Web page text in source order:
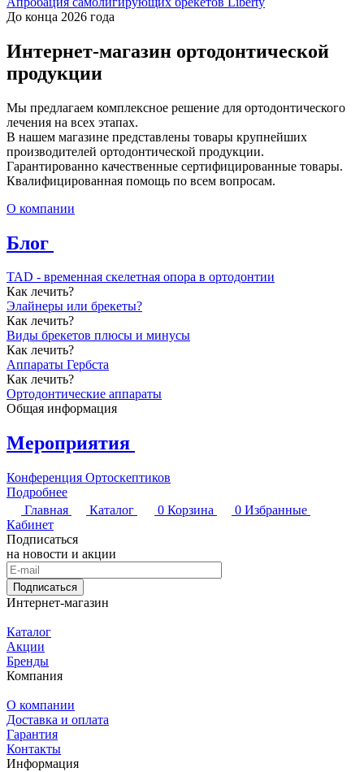
До конца 2026 года
Интернет-магазин ортодонтической
продукции
Мы предлагаем комплексное решение для ортодонтического
лечения на всех этапах.
В нашем магазине представлены товары крупнейших
производителей ортодонтической продукции.
Гарантированно качественные сертифицированные товары.
Квалифицированная помощь по всем вопросам.
О компании
Блог
TAD - временная скелетная опора в ортодонтии
Как лечить?
Элайнеры или брекеты?
Как лечить?
Виды брекетов плюсы и минусы
Как лечить?
Аппараты Гербста
Как лечить?
Ортодонтические аппараты
Общая информация
Мероприятия
Конференция Ортоскептиков
Подробнее
Главная
Каталог 0 Корзина 0 Избранные
Кабинет
Подписаться
на новости и акции
Подписаться
Интернет-магазин
Каталог
Акции
Бренды
Компания
О компании
Доставка и оплата
Гарантия
Контакты
Информация